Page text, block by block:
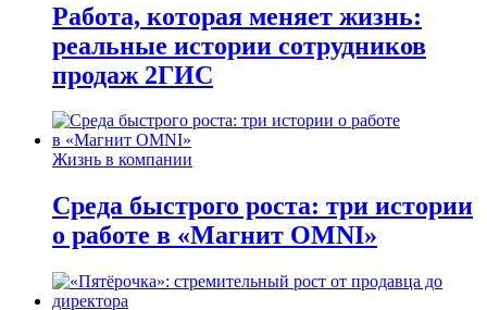
Работа, которая меняет жизнь:
реальные истории сотрудников
продаж 2ГИС
Жизнь в компании
Среда быстрого роста: три истории
о работе в «Магнит OMNI»